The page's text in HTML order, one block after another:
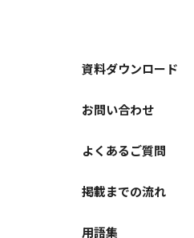
資料ダウンロード
お問い合わせ
よくあるご質問
掲載までの流れ
用語集